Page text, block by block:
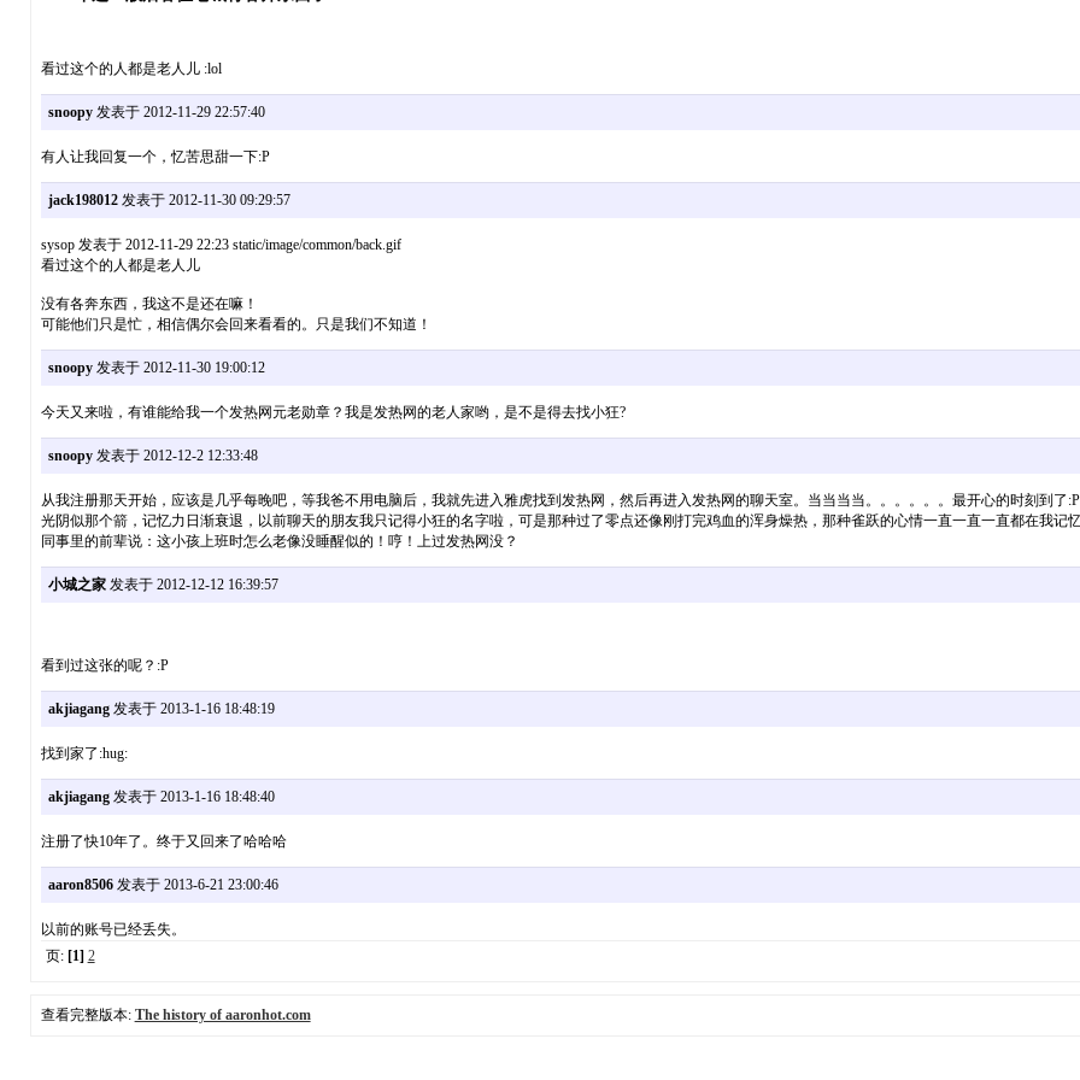
看过这个的人都是老人儿 :lol
snoopy发表于 2012-11-29 22:57:40
有人让我回复一个，忆苦思甜一下:P
jack198012发表于 2012-11-30 09:29:57
sysop 发表于 2012-11-29 22:23 static/image/common/back.gif
看过这个的人都是老人儿
没有各奔东西，我这不是还在嘛！
可能他们只是忙，相信偶尔会回来看看的。只是我们不知道！
snoopy发表于 2012-11-30 19:00:12
今天又来啦，有谁能给我一个发热网元老勋章？我是发热网的老人家哟，是不是得去找小狂?
snoopy发表于 2012-12-2 12:33:48
从我注册那天开始，应该是几乎每晚吧，等我爸不用电脑后，我就先进入雅虎找到发热网，然后再进入发热网的聊天室。当当当当。。。。。。最开心的时刻到了:P
光阴似那个箭，记忆力日渐衰退，以前聊天的朋友我只记得小狂的名字啦，可是那种过了零点还像刚打完鸡血的浑身燥热，那种雀跃的心情一直一直一直都在我记
同事里的前辈说：这小孩上班时怎么老像没睡醒似的！哼！上过发热网没？
小城之家发表于 2012-12-12 16:39:57
看到过这张的呢？:P
akjiagang发表于 2013-1-16 18:48:19
找到家了:hug:
akjiagang发表于 2013-1-16 18:48:40
注册了快10年了。终于又回来了哈哈哈
aaron8506发表于 2013-6-21 23:00:46
以前的账号已经丢失。
页: [1] 2
查看完整版本: The history of aaronhot.com